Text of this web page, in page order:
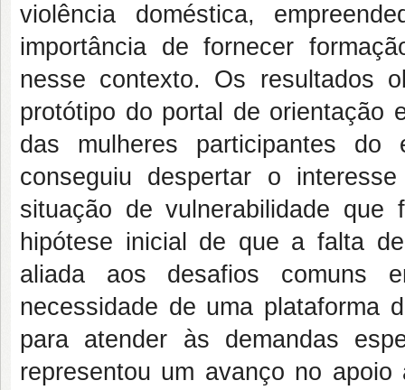
violência doméstica,
importância de fornecer
nesse contexto. Os resultados
protótipo do portal de orientação
das mulheres participantes
conseguiu despertar o
situação de vulnerabilidade
hipótese inicial de que a falta
aliada aos desafios comuns
necessidade de uma plataforma
para atender às demandas
representou um avanço no